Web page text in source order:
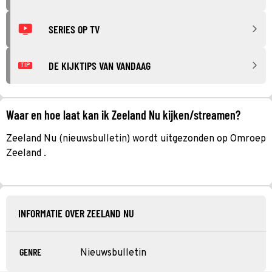
SERIES OP TV
TIP DE KIJKTIPS VAN VANDAAG
Waar en hoe laat kan ik Zeeland Nu kijken/streamen?
Zeeland Nu (nieuwsbulletin) wordt uitgezonden op Omroep
Zeeland .
INFORMATIE OVER ZEELAND NU
GENRE Nieuwsbulletin